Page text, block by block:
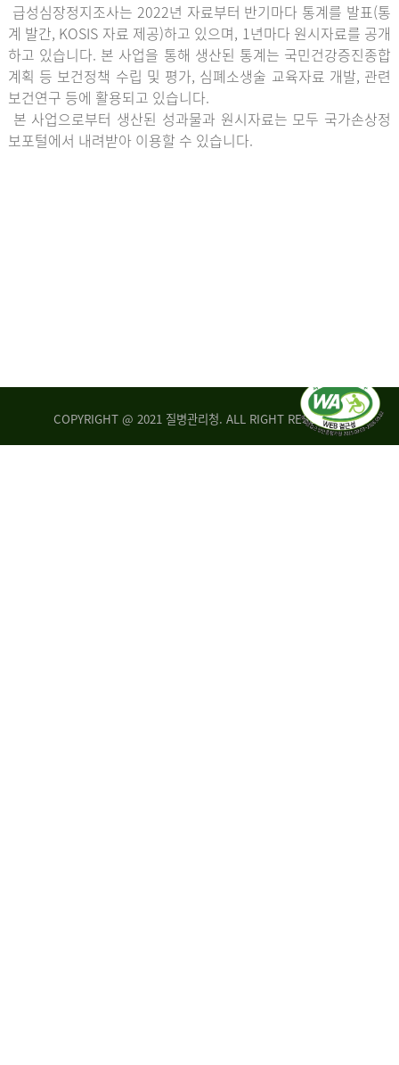
급성심장정지조사는 2022년 자료부터 반기마다 통계를 발표(통
계 발간, KOSIS 자료 제공)하고 있으며, 1년마다 원시자료를 공개
하고 있습니다. 본 사업을 통해 생산된 통계는 국민건강증진종합
계획 등 보건정책 수립 및 평가, 심폐소생술 교육자료 개발, 관련
보건연구 등에 활용되고 있습니다.
본 사업으로부터 생산된 성과물과 원시자료는 모두 국가손상정
보포털에서 내려받아 이용할 수 있습니다.
COPYRIGHT @ 2021 질병관리청. ALL RIGHT RESERVED